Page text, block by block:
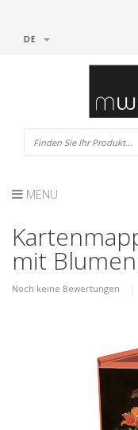
DE
MENU
mit Blumen
Noch keine Bewertungen |